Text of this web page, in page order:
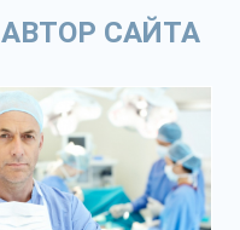
АВТОР САЙТА